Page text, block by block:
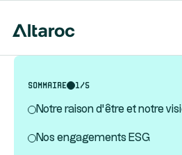
Sommaire 1 /5
Notre raison d’être et notre
Nos engagements ESG
Le Private Equity